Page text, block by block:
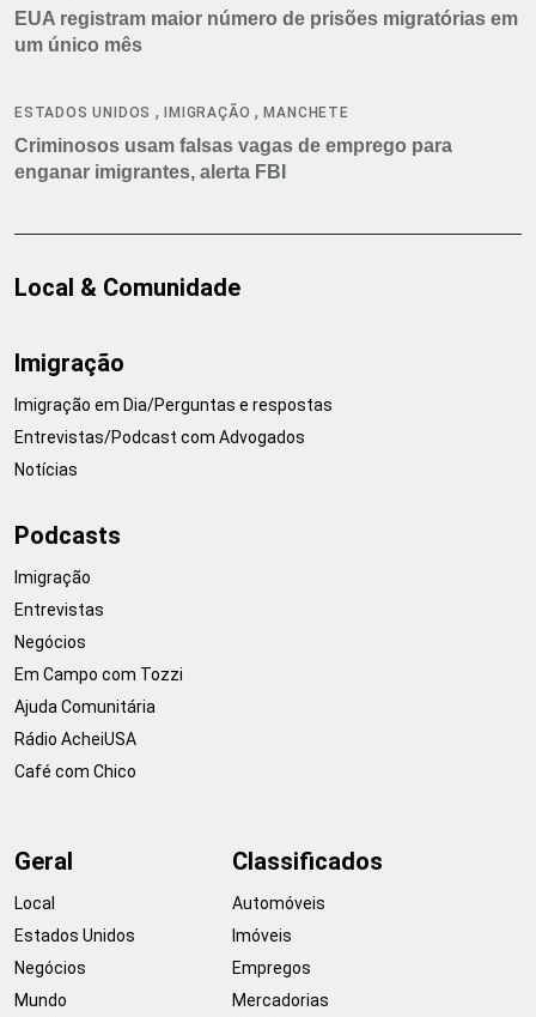
EUA registram maior número de prisões migratórias em
um único mês
ESTADOS UNIDOS ,IMIGRAÇÃO ,MANCHETE
Criminosos usam falsas vagas de emprego para
enganar imigrantes, alerta FBI
Local & Comunidade
Imigração
Imigração em Dia/Perguntas e respostas
Entrevistas/Podcast com Advogados
Notícias
Podcasts
Imigração
Entrevistas
Negócios
Em Campo com Tozzi
Ajuda Comunitária
Rádio AcheiUSA
Café com Chico
Geral
Local
Estados Unidos
Negócios
Mundo
Classificados
Automóveis
Imóveis
Empregos
Mercadorias